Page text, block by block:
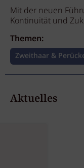
Mit der neuen
Kontinuität und
Themen:
Zweithaar &
Aktuelles